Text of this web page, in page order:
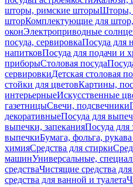
шторы, римские шторыШторы,
шторКомплектующие для
оконЭлектроприводные
посуда, сервировкаПосуда для
напитковПосуда для подачи и
приборыСтоловая посуда
сервировкиДетская столовая
стойки для цветовКартины,
интерьерныеИскусственные
газетницыСвечи, подсвечники
декоративныеПосуда для
выпечки, запеканияПосуда для
выпечкиБумага, фольга,
химияСредства для стирки
машинУниверсальные,
средстваЧистящие средства для
средства для ванной и туалета